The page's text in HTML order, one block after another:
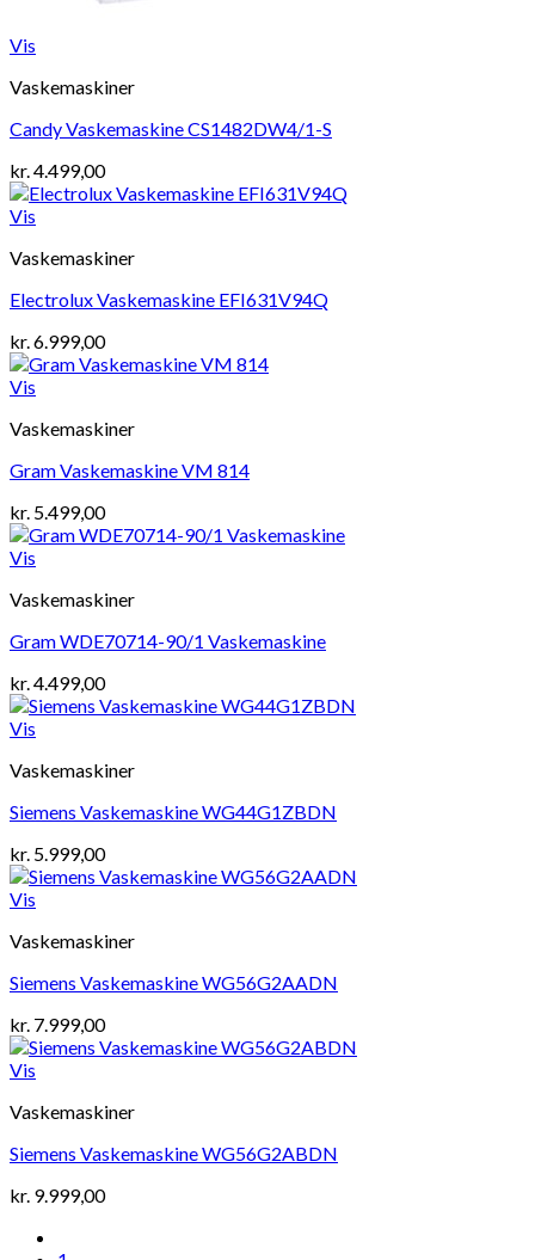
Vis
Vaskemaskiner
Candy Vaskemaskine CS1482DW4/1-S
kr.4.499,00
Vis
Vaskemaskiner
Electrolux Vaskemaskine EFI631V94Q
kr.6.999,00
Vis
Vaskemaskiner
Gram Vaskemaskine VM 814
kr. 5.499,00
Vis
Vaskemaskiner
Gram WDE70714-90/1 Vaskemaskine
kr.4.499,00
Vis
Vaskemaskiner
Siemens Vaskemaskine WG44G1ZBDN
kr. 5.999,00
Vis
Vaskemaskiner
Siemens Vaskemaskine WG56G2AADN
kr. 7.999,00
Vis
Vaskemaskiner
Siemens Vaskemaskine WG56G2ABDN
kr. 9.999,00